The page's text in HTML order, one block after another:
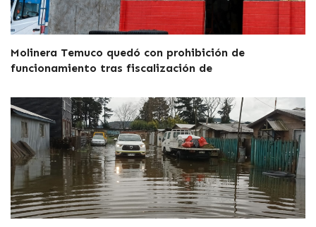
Molinera Temuco quedó con prohibición de
funcionamiento tras fiscalización de